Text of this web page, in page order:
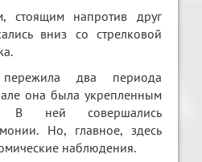
стоящим напротив друг
вниз со стрелковой
пережила два периода
она была укрепленным
В ней совершались
Но, главное, здесь
наблюдения.